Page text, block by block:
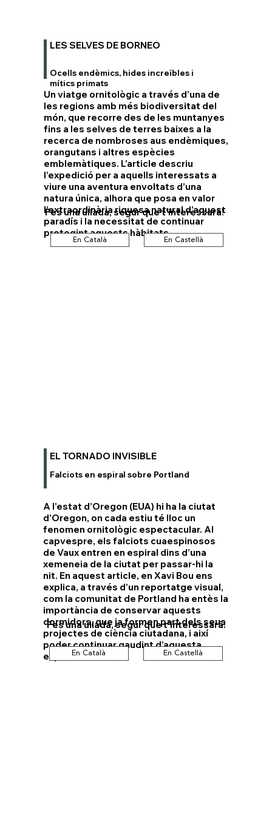
EL TORNADO INVISIBLE
A l’estat d’Oregon (EUA) hi ha la ciutat
d’Oregon, on cada estiu té lloc un
fenomen ornitològic espectacular. Al
capvespre, els falciots cuaespinosos
de Vaux entren en espiral dins d’una
xemeneia de la ciutat per passar-hi la
nit. En aquest article, en Xavi Bou ens
explica, a través d’un reportatge visual,
com la comunitat de Portland ha entès la
importància de conservar aquests
dormidors, que ja formen part dels seus
projectes de ciència ciutadana, i així
poder continuar gaudint d’aquesta
experiència única.
Falciots en espiral sobre Portland
Fes una ullada, segur que t'interessarà!
En Català En Castellà
LES SELVES DE BORNEO
Ocells endèmics, hides increïbles i
mítics primats
Un viatge ornitològic a través d’una de
les regions amb més biodiversitat del
món, que recorre des de les muntanyes
fins a les selves de terres baixes a la
recerca de nombroses aus endèmiques,
orangutans i altres espècies
emblemàtiques. L’article descriu
l’expedició per a aquells interessats a
viure una aventura envoltats d’una
natura única, alhora que posa en valor
l’extraordinària riquesa natural d’aquest
paradís i la necessitat de continuar
protegint aquests hàbitats.
Fes una ullada, segur que t'interessarà!
En Català En Castellà